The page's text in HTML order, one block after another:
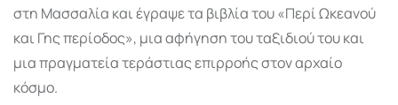
στη Μασσαλία και έγραψε τα βιβλία του «Περί Ωκεανού
και Γης περίοδος», μια αφήγηση του ταξιδιού του και
μια πραγματεία τεράστιας επιρροής στον αρχαίο
κόσμο.